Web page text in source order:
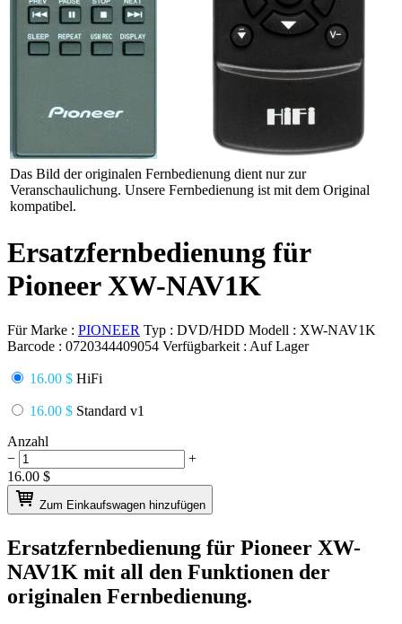
Das Bild der originalen Fernbedienung dient nur zur
Veranschaulichung. Unsere Fernbedienung ist mit dem Original
kompatibel.
Ersatzfernbedienung für
Pioneer XW-NAV1K
Für Marke : PIONEER Typ : DVD/HDD Modell : XW-NAV1K
Barcode : 0720344409054 Verfügbarkeit : Auf Lager
16.00 $ HiFi
16.00 $ Standard v1
Anzahl
−
+
16.00 $
Zum Einkaufswagen hinzufügen
Ersatzfernbedienung für Pioneer XW-
NAV1K mit all den Funktionen der
originalen Fernbedienung.